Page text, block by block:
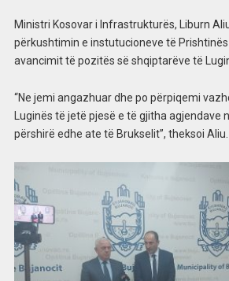
Ministri Kosovar i Infrastrukturës, Liburn
përkushtimin e instutucioneve të
avancimit të pozitës së shqiptarëve të
“Ne jemi angazhuar dhe po përpiqemi
Luginës të jetë pjesë e të gjitha agjendave
përshirë edhe ate të Brukselit”, theksoi Aliu.